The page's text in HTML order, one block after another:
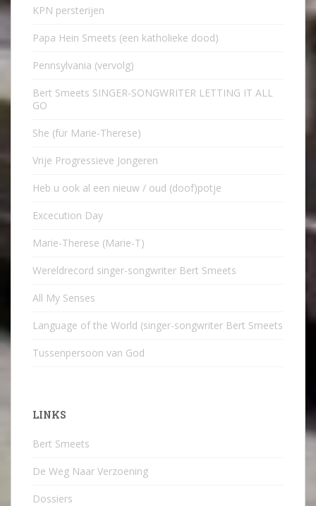
KPN persterijen
Papa Hein Smeets (een katholieke dood)
Pennsylvania (vervolg)
Bert Smeets SINGER-SONGWRITER LETTING IT ALL
GO
She (für Marie-Therese)
Vrije Progressieve Jongeren
Heb u ook al een nieuw / oud (doof)potje
Excecution Day
Marie-Therese (Marie-T)
Wereldrecord singer-songwriter Bert Smeets
All My Senses
Language of the World (singer-songwriter Bert Smeets
Tussenpersoon van God
LINKS
Bert Smeets
De Weg Naar Verzoening
Dossiers